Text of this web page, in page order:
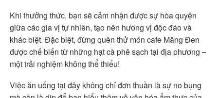
Khi thưởng thức, bạn sẽ cảm nhận được sự hòa quyện
giữa các gia vị tự nhiên, tạo nên hương vị độc đáo và
khác biệt. Đặc biệt, đừng quên thử món cafe Măng Đen
được chế biến từ những hạt cà phê sạch tại địa phương –
một trải nghiệm không thể thiếu!
Việc ăn uống tại đây không chỉ đơn thuần là sự no bụng